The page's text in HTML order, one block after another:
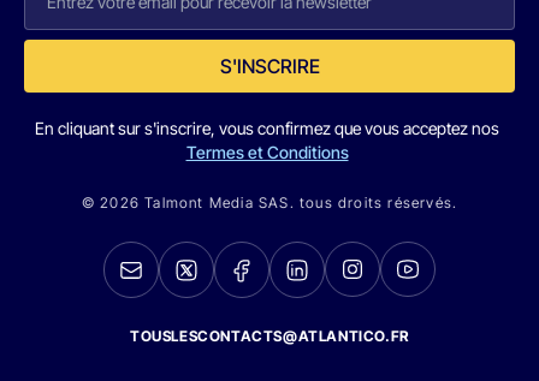
S'INSCRIRE
En cliquant sur s'inscrire, vous confirmez que vous acceptez nos
Termes et Conditions
© 2026 Talmont Media SAS. tous droits réservés.
TOUSLESCONTACTS@ATLANTICO.FR